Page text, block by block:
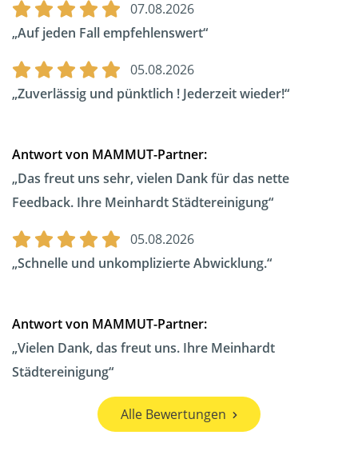
07.08.2026
Auf jeden Fall empfehlenswert
05.08.2026
Zuverlässig und pünktlich ! Jederzeit wieder!
Antwort von MAMMUT-Partner:
Das freut uns sehr, vielen Dank für das nette
Feedback. Ihre Meinhardt Städtereinigung
05.08.2026
Schnelle und unkomplizierte Abwicklung.
Antwort von MAMMUT-Partner:
Vielen Dank, das freut uns. Ihre Meinhardt
Städtereinigung
Alle Bewertungen